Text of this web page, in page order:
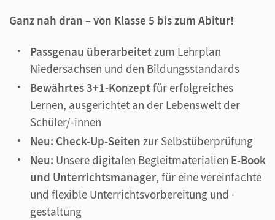
Ganz nah dran – von Klasse 5 bis zum Abitur!
Passgenau überarbeitetzum Lehrplan
Niedersachsen und den Bildungsstandards
Bewährtes 3+1-Konzeptfür erfolgreiches
Lernen, ausgerichtet an der Lebenswelt der
Schüler/-innen
Neu: Check-Up-Seiten zur Selbstüberprüfung
Neu: Unsere digitalen Begleitmaterialien E-Book
und Unterrichtsmanager, für eine vereinfachte
und flexible Unterrichtsvorbereitung und -
gestaltung